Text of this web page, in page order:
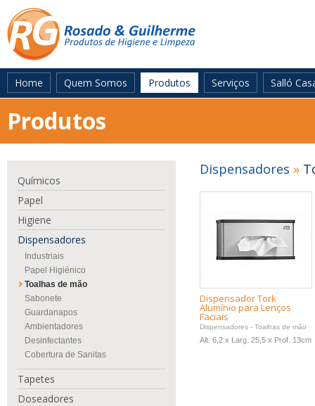
Home Quem Somos Produtos Serviços Salló
Produtos
Químicos
Papel
Higiene
Dispensadores
Industriais
Papel Higiénico
Toalhas de mão
Sabonete
Guardanapos
Ambientadores
Desinfectantes
Cobertura de Sanitas
Tapetes
Doseadores
Dispensadores »
Dispensador Tork
Alumínio para Lenços
Faciais
Dispensadores - Toalhas de mão
Alt. 6,2 x Larg. 25,5 x Prof. 13cm